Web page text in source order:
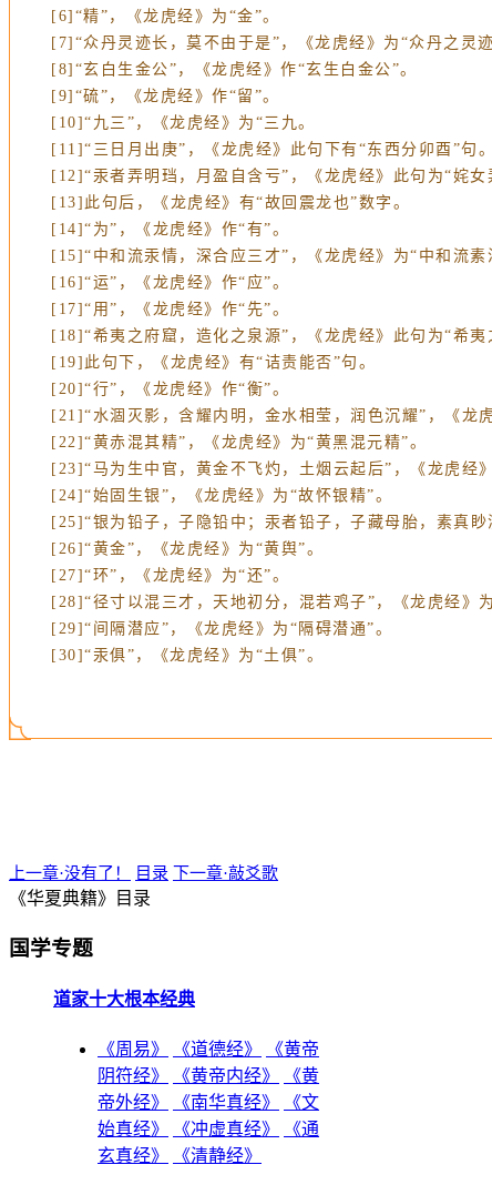
[6]“精”，《龙虎经》为“金”。
[7]“众丹灵迹长，莫不由于是”，《龙虎经》为“众丹之灵
[8]“玄白生金公”，《龙虎经》作“玄生白金公”。
[9]“硫”，《龙虎经》作“留”。
[10]“九三”，《龙虎经》为“三九。
[11]“三日月出庚”，《龙虎经》此句下有“东西分卯酉”句。
[12]“汞者弄明珰，月盈自含亏”，《龙虎经》此句为“姹女
[13]此句后，《龙虎经》有“故回震龙也”数字。
[14]“为”，《龙虎经》作“有”。
[15]“中和流汞情，深合应三才”，《龙虎经》为“中和流素
[16]“运”，《龙虎经》作“应”。
[17]“用”，《龙虎经》作“先”。
[18]“希夷之府窟，造化之泉源”，《龙虎经》此句为“希夷
[19]此句下，《龙虎经》有“诘责能否”句。
[20]“行”，《龙虎经》作“衡”。
[21]“水涸灭影，含耀内明，金水相莹，润色沉耀”，《龙虎
[22]“黄赤混其精”，《龙虎经》为“黄黑混元精”。
[23]“马为生中官，黄金不飞灼，土烟云起后”，《龙虎经
[24]“始固生银”，《龙虎经》为“故怀银精”。
[25]“银为铅子，子隐铅中；汞者铅子，子藏母胎，素真眇
[26]“黄金”，《龙虎经》为“黄舆”。
[27]“环”，《龙虎经》为“还”。
[28]“径寸以混三才，天地初分，混若鸡子”，《龙虎经》
[29]“间隔潜应”，《龙虎经》为“隔碍潜通”。
[30]“汞俱”，《龙虎经》为“土俱”。
上一章·没有了！ 目录 下一章·敲爻歌
《华夏典籍》目录
国学专题
道家十大根本经典
《周易》 《道德经》
《黄帝
阴符经》
《黄帝内经》
《黄
帝外经》
《南华真经》
《文
始真经》
《冲虚真经》
《通
玄真经》
《清静经》